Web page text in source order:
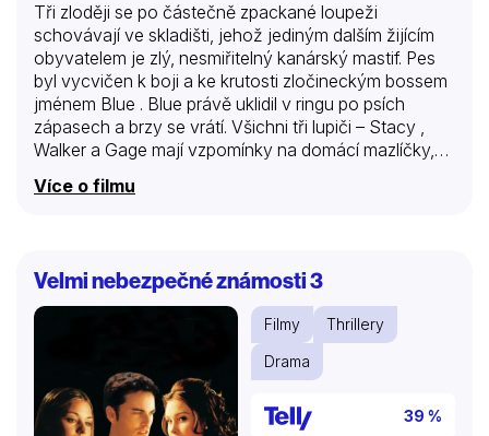
Tři zloději se po částečně zpackané loupeži
schovávají ve skladišti, jehož jediným dalším žijícím
obyvatelem je zlý, nesmiřitelný kanárský mastif. Pes
byl vycvičen k boji a ke krutosti zločineckým bossem
jménem Blue . Blue právě uklidil v ringu po psích
zápasech a brzy se vrátí. Všichni tři lupiči – Stacy ,
Walker a Gage mají vzpomínky na domácí mazlíčky,
bojový pes je ale otevřená hrozba smrti…
Více o filmu
Velmi nebezpečné známosti 3
Filmy
Thrillery
Drama
39 %